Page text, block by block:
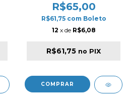
R$65,00
R$61,75 com Boleto
12 x de R$6,08
R$61,75 no PIX